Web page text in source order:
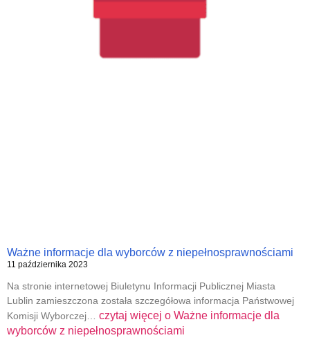
Ważne informacje dla wyborców z niepełnosprawnościami
11 października 2023
Na stronie internetowej Biuletynu Informacji Publicznej Miasta
Lublin zamieszczona została szczegółowa informacja Państwowej
Komisji Wyborczej… czytaj więcej o Ważne informacje dla
wyborców z niepełnosprawnościami